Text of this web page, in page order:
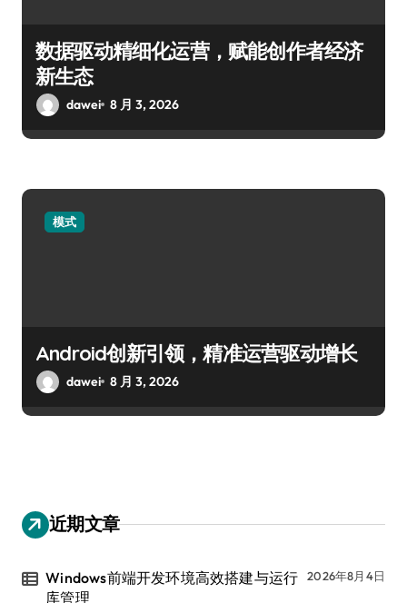
数据驱动精细化运营，赋能创作者经济
新生态
dawei 8 月 3, 2026
模式
Android创新引领，精准运营驱动增长
dawei 8 月 3, 2026
近期文章
Windows前端开发环境高效搭建与运行
库管理
2026年8月4日